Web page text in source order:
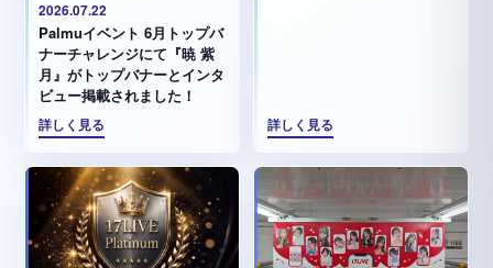
2026.07.22
Palmuイベント 6月トップバ
ナーチャレンジにて『暁 紫
月』がトップバナーとインタ
ビュー掲載されました！
詳しく見る 詳しく見る